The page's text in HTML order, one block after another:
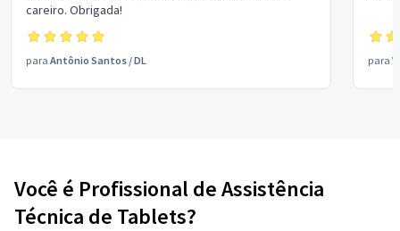
careiro. Obrigada!
para Antônio Santos /DL para
Você é Profissional de Assistência
Técnica de Tablets?